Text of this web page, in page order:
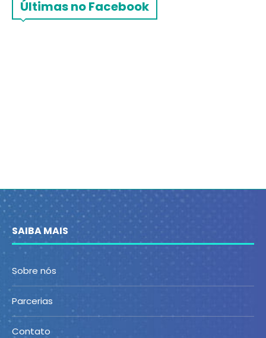
Últimas no Facebook
SAIBA MAIS
Sobre nós
Parcerias
Contato